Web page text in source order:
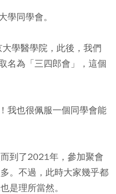
學同學會。
學醫學院，此後，我們
名為「三四郎會」，這個
我也很佩服一個同學會能
到了2021年，參加聚會
。不過，此時大家幾乎都
是理所當然。